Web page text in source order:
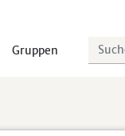
Gruppen